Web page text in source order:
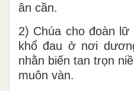
ân cần.
2) Chúa cho đoàn
khổ đau ở nơi
nhằn biến tan trọn
muôn vàn.